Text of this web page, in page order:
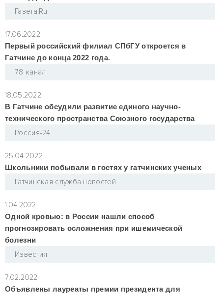
Газета.Ru
17.06.2022
Первый российский филиал СПбГУ откроется в
Гатчине до конца 2022 года.
78 канал
18.05.2022
В Гатчине обсудили развитие единого научно-
технического пространства Союзного государства
Россия-24
25.04.2022
Школьники побывали в гостях у гатчинских ученых
Гатчинская служба новостей
1.04.2022
Одной кровью: в России нашли способ
прогнозировать осложнения при ишемической
болезни
Известия
7.02.2022
Объявлены лауреаты премии президента для